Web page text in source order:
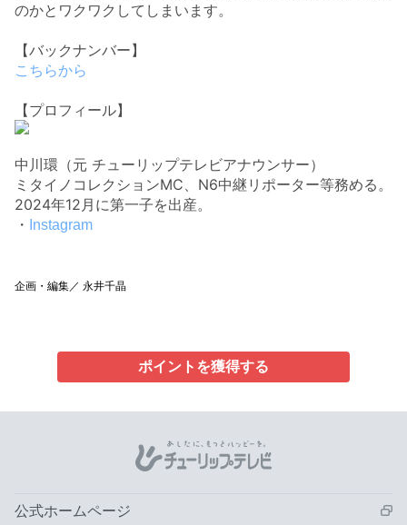
のかとワクワクしてしまいます。
【バックナンバー】
こちらから
【プロフィール】
中川環（元 チューリップテレビアナウンサー）
ミタイノコレクションMC、N6中継リポーター等務める。
2024年12月に第一子を出産。
・
Instagram
企画・編集／ 永井千晶
ポイントを獲得する
公式ホームページ